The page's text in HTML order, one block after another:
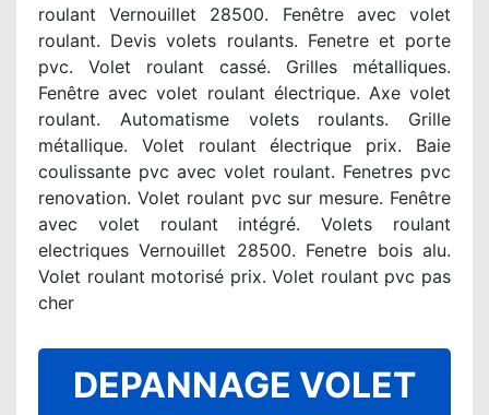
roulant Vernouillet 28500. Fenêtre avec volet
roulant. Devis volets roulants. Fenetre et porte
pvc. Volet roulant cassé. Grilles métalliques.
Fenêtre avec volet roulant électrique. Axe volet
roulant. Automatisme volets roulants. Grille
métallique. Volet roulant électrique prix. Baie
coulissante pvc avec volet roulant. Fenetres pvc
renovation. Volet roulant pvc sur mesure. Fenêtre
avec volet roulant intégré. Volets roulant
electriques Vernouillet 28500. Fenetre bois alu.
Volet roulant motorisé prix. Volet roulant pvc pas
cher
DEPANNAGE VOLET